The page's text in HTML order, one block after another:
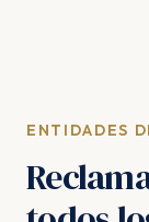
ENTIDADES